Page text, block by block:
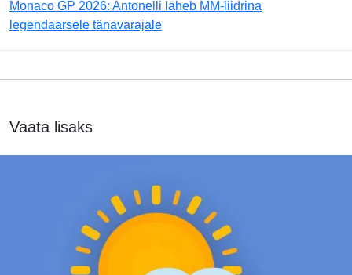
Monaco GP 2026: Antonelli läheb MM-liidrina
legendaarsele tänavarajale
Vaata lisaks